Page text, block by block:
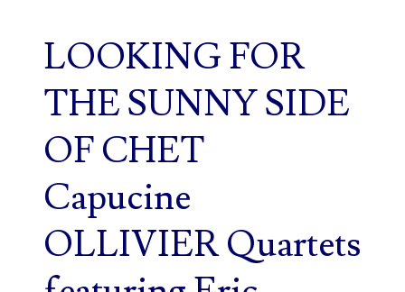
LOOKING FOR
THE SUNNY SIDE
OF CHET
Capucine
OLLIVIER Quartets